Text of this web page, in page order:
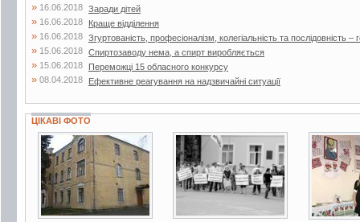
» 16.06.2018 Заради дітей
» 16.06.2018 Краще відділення
» 16.06.2018 Згуртованість, професіоналізм, колегіальність та послідовність –
» 15.06.2018 Спиртозаводу нема, а спирт виробляється
» 15.06.2018 Переможці 15 обласного конкурсу
» 08.04.2018 Ефективне реагування на надзвичайні ситуації
ЦІКАВІ ФОТО
4 фото 2 фото 3 фото